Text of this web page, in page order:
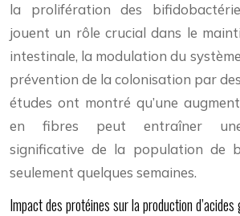
la prolifération des
jouent un rôle crucial dans le
intestinale, la modulation du
prévention de la colonisation par
études ont montré qu’une
en fibres peut entraîner une
significative de la population de
seulement quelques semaines.
Impact des protéines sur la production